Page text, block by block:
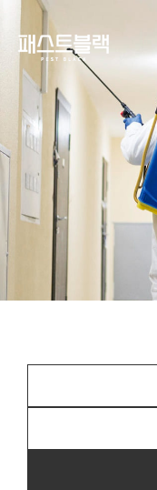
콘텐츠로
건너뛰기